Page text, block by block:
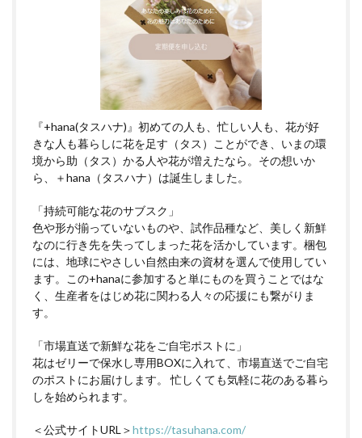
『+hana(タスハナ)』初めての人も、忙しい人も、花が好
きな人も暮らしに花を足す（タス）ことができ、いまの環
境から助（タス）かる人や花が増えたなら。その想いか
ら、＋hana（タスハナ）は誕生しました。
「持続可能な花のサブスク」
色や形が揃っていないものや、試作品種など、美しく新鮮
なのに行き先を失ってしまった花を活かしています。梱包
には、地球にやさしい自然由来の資材を選んで使用してい
ます。この+hanaに参加すると単にものを買うことではな
く、生産者をはじめ花に関わる人々の応援にも繋がりま
す。
「市場直送で新鮮な花をご自宅ポストに」
花はゼリーで保水し専用BOXに入れて、市場直送でご自宅
のポストにお届けします。 忙しくても気軽に花のある暮ら
しを始められます。
＜公式サイトURL＞https://tasuhana.com/